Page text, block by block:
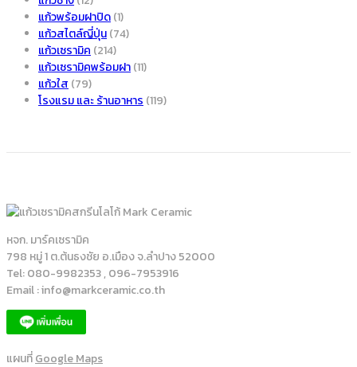
แก้วพร้อมฝาปิด(1)
แก้วสไตล์ญี่ปุ่น(74)
แก้วเซรามิค(214)
แก้วเซรามิคพร้อมฝา(11)
แก้วใส(79)
โรงแรม และ ร้านอาหาร(119)
หจก. มาร์คเซรามิค
798 หมู่ 1 ต.ต้นธงชัย อ.เมือง จ.ลำปาง 52000
Tel: 080-9982353 , 096-7953916
Email : info@markceramic.co.th
แผนที่Google Maps